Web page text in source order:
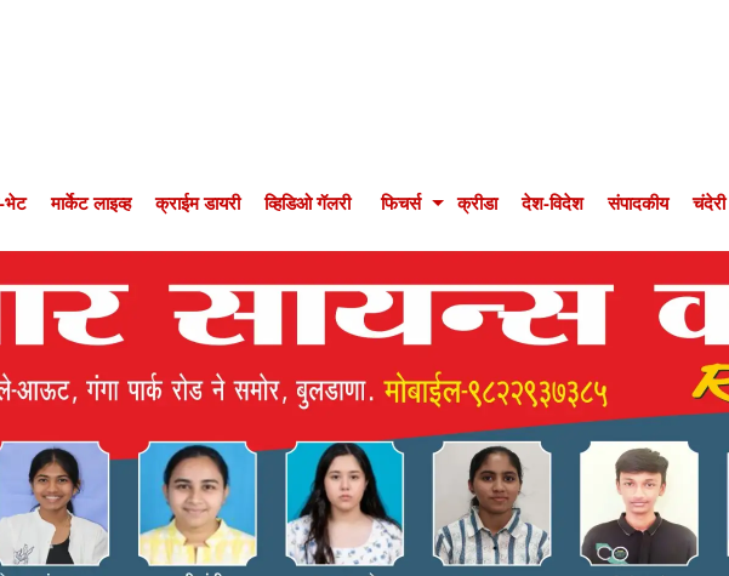
भेट मार्केट लाइव्ह क्राईम डायरी व्हिडिओ गॅलरी फिचर्स क्रीडा देश-विदेश संपादकीय चंदेरी